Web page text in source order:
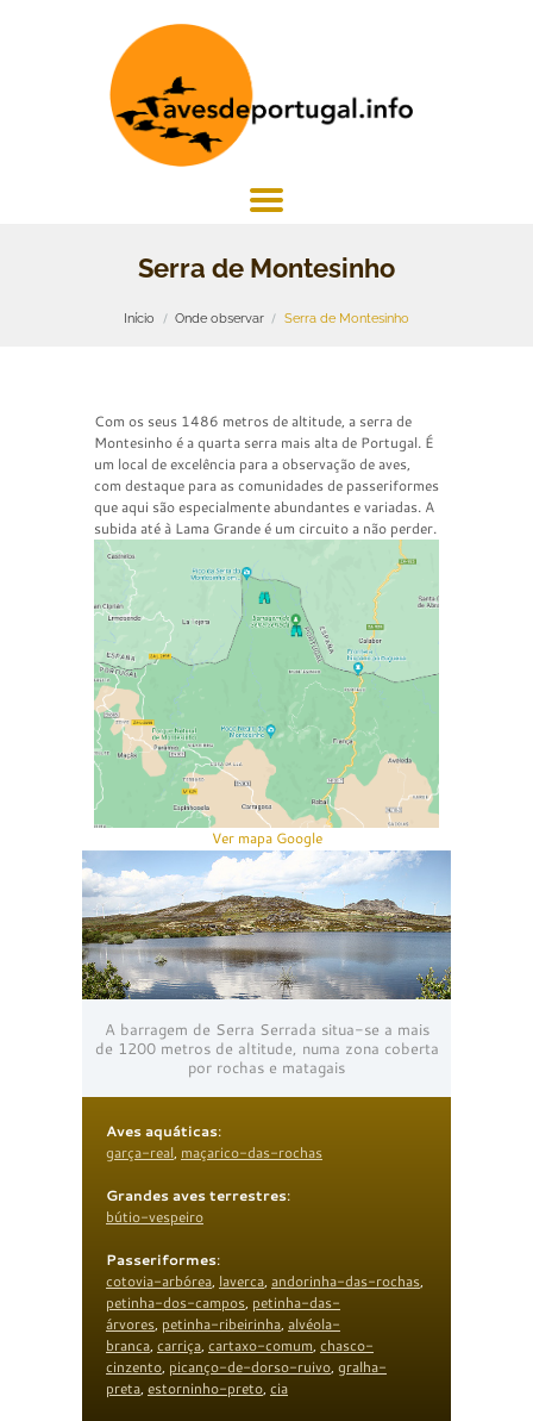
Serra de Montesinho
Início Onde observar Serra de Montesinho
Com os seus 1486 metros de altitude, a serra de
Montesinho é a quarta serra mais alta de Portugal. É
um local de excelência para a observação de aves,
com destaque para as comunidades de passeriformes
que aqui são especialmente abundantes e variadas. A
subida até à Lama Grande é um circuito a não perder.
Ver mapa Google
A barragem de Serra Serrada situa-se a mais
de 1200 metros de altitude, numa zona coberta
por rochas e matagais
Aves aquáticas:
garça-real, maçarico-das-rochas
Grandes aves terrestres:
bútio-vespeiro
Passeriformes:
cotovia-arbórea, laverca, andorinha-das-rochas,
petinha-dos-campos, petinha-das-
árvores, petinha-ribeirinha, alvéola-
branca, carriça, cartaxo-comum, chasco-
cinzento, picanço-de-dorso-ruivo, gralha-
preta, estorninho-preto, cia